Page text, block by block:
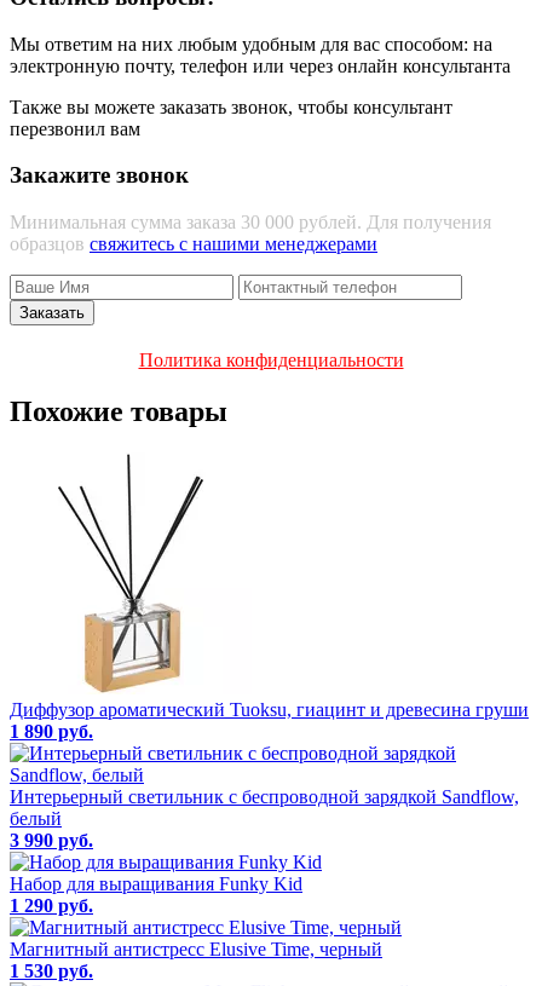
Мы ответим на них любым удобным для вас способом: на
электронную почту, телефон или через онлайн консультанта
Также вы можете заказать звонок, чтобы консультант
перезвонил вам
Закажите звонок
Минимальная сумма заказа 30 000 рублей. Для получения
образцов свяжитесь с нашими менеджерами
Политика конфиденциальности
Похожие товары
Диффузор ароматический Tuoksu, гиацинт и древесина груши
1 890 руб.
Интерьерный светильник с беспроводной зарядкой Sandflow,
белый
3 990 руб.
Набор для выращивания Funky Kid
1 290 руб.
Магнитный антистресс Elusive Time, черный
1 530 руб.